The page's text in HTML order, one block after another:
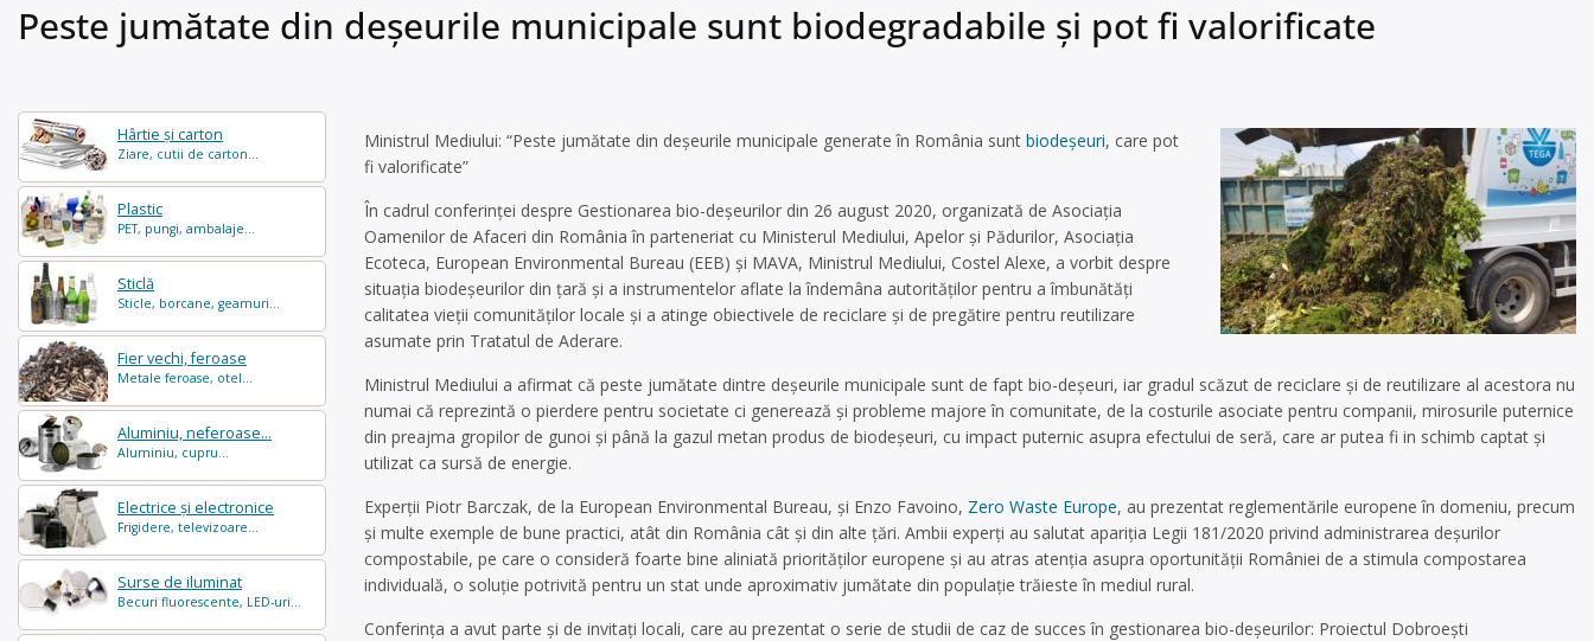
Peste jumătate din deșeurile municipale sunt biodegradabile și pot fi valorificate
Hârtie și carton
Ziare, cutii de carton...
Plastic
PET, pungi, ambalaje...
Sticlă
Sticle, borcane, geamuri...
Fier vechi, feroase
Metale feroase, otel...
Aluminiu, neferoase...
Aluminiu, cupru...
Electrice și electronice
Frigidere, televizoare...
Surse de iluminat
Becuri fluorescente, LED-uri...
Ministrul Mediului: “Peste jumătate din deșeurile municipale generate în România sunt biodeșeuri, care pot
fi valorificate”
În cadrul conferinței despre Gestionarea bio-deșeurilor din 26 august 2020, organizată de Asociația
Oamenilor de Afaceri din România în parteneriat cu Ministerul Mediului, Apelor și Pădurilor, Asociația
Ecoteca, European Environmental Bureau (EEB) și MAVA, Ministrul Mediului, Costel Alexe, a vorbit despre
situația biodeșeurilor din țară și a instrumentelor aflate la îndemâna autorităților pentru a îmbunătăți
calitatea vieții comunităților locale și a atinge obiectivele de reciclare și de pregătire pentru reutilizare
asumate prin Tratatul de Aderare.
Ministrul Mediului a afirmat că peste jumătate dintre deșeurile municipale sunt de fapt bio-deșeuri, iar gradul scăzut de reciclare și de reutilizare al acestora nu
numai că reprezintă o pierdere pentru societate ci generează și probleme majore în comunitate, de la costurile asociate pentru companii, mirosurile puternice
din preajma gropilor de gunoi și până la gazul metan produs de biodeșeuri, cu impact puternic asupra efectului de seră, care ar putea fi in schimb captat și
utilizat ca sursă de energie.
Experții Piotr Barczak, de la European Environmental Bureau, și Enzo Favoino, Zero Waste Europe, au prezentat reglementările europene în domeniu, precum
și multe exemple de bune practici, atât din România cât și din alte țări. Ambii experți au salutat apariția Legii 181/2020 privind administrarea deșurilor
compostabile, pe care o consideră foarte bine aliniată priorităților europene și au atras atenția asupra oportunității României de a stimula compostarea
individuală, o soluție potrivită pentru un stat unde aproximativ jumătate din populație trăieste în mediul rural.
Conferința a avut parte și de invitați locali, care au prezentat o serie de studii de caz de succes în gestionarea bio-deșeurilor: Proiectul Dobroești